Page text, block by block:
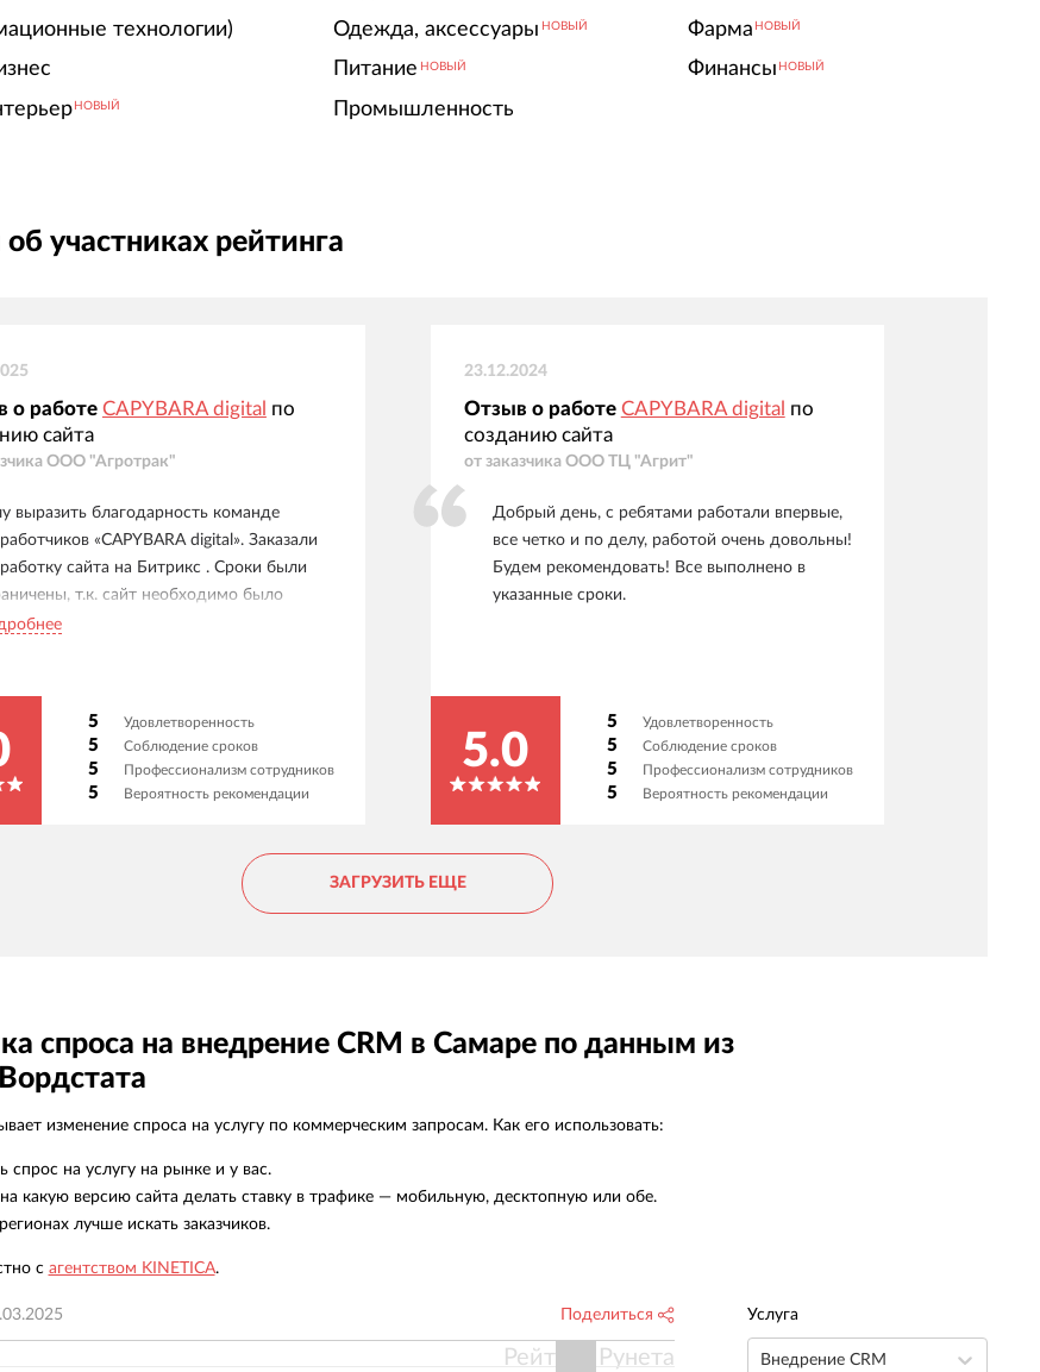
технологии)
НОВЫЙ
Одежда, аксессуары НОВЫЙ
Питание НОВЫЙ
Промышленность
Фарма НОВЫЙ
Финансы НОВЫЙ
участниках рейтинга
о работе CAPYBARA digital по
сайта
ООО "Агротрак"
выразить благодарность команде
«CAPYBARA digital». Заказали
сайта на Битрикс . Сроки были
т.к. сайт необходимо было
в максимально ускоренном режиме,
либо промедлений. Сотрудники
digital» продемонстрировали
гибко и своевременно
работать с таким подходом к делу.
5 Удовлетворенность
5 Соблюдение сроков
5 Профессионализм сотрудников
5 Вероятность рекомендации
23.12.2024
Отзыв о работе CAPYBARA digital по
созданию сайта
от заказчика ООО ТЦ "Агрит"
Добрый день, с ребятами работали впервые,
все четко и по делу, работой очень довольны!
Будем рекомендовать! Все выполнено в
указанные сроки.
5.0
5 Удовлетворенность
5 Соблюдение сроков
5 Профессионализм сотрудников
5 Вероятность рекомендации
ЗАГРУЗИТЬ ЕЩЕ
спроса на внедрение CRM в Самаре по данным из
изменение спроса на услугу по коммерческим запросам. Как его использовать:
спрос на услугу на рынке и у вас.
на какую версию сайта делать ставку в трафике — мобильную, десктопную или обе.
лучше искать заказчиков.
с агентством KINETICA.
Поделиться
Рейтинг Рунета
Услуга
Внедрение CRM